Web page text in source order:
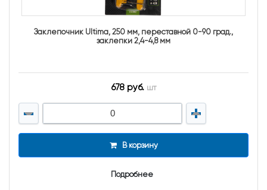
Заклепочник Ultima, 250 мм, переставной 0-90 град.,
заклепки 2,4-4,8 мм
678 руб. шт
В корзину
Подробнее